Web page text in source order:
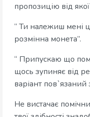
пропозицію від
“ Ти належиш мені
розмінна монета”.
“ Припускаю що
щось зупиняє від
варіант пов`язаний
Не вистачає